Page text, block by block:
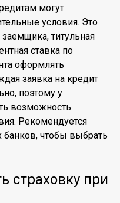
могут
условия. Это
титульная
ставка по
оформлять
заявка на кредит
поэтому у
возможность
Рекомендуется
банков, чтобы выбрать
страховку при